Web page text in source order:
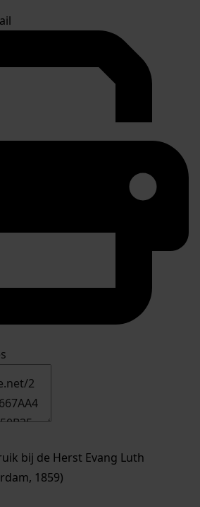
bij de Herst Evang Luth
1859)